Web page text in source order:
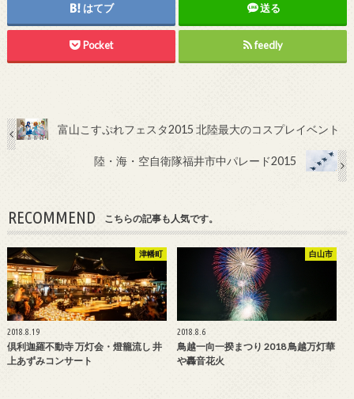
はてブ 送る
Pocket feedly
富山こすぷれフェスタ2015 北陸最大のコスプレイベント
陸・海・空自衛隊福井市中パレード2015
RECOMMEND こちらの記事も人気です。
津幡町
2018.8.19
倶利迦羅不動寺 万灯会・燈籠流し 井
上あずみコンサート
白山市
2018.8.6
鳥越一向一揆まつり 2018 鳥越万灯華
や轟音花火